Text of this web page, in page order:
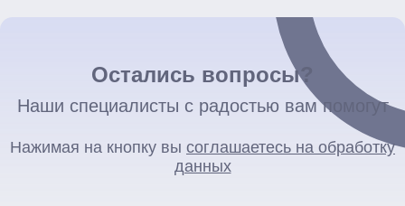
Остались вопросы?
Наши специалисты с радостью вам помогут
Нажимая на кнопку вы соглашаетесь на обработку
данных